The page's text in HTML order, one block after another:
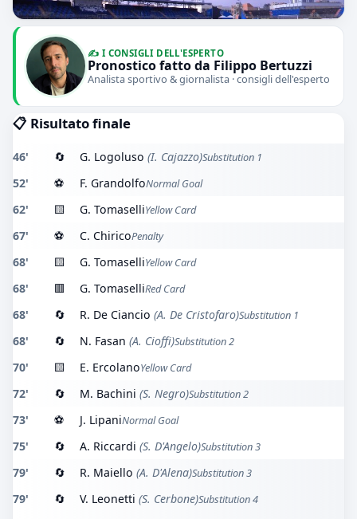
✍️ I CONSIGLI DELL'ESPERTO
Pronostico fatto da Filippo Bertuzzi
Analista sportivo & giornalista · consigli dell'esperto
📋 Risultato finale
46' 🔄 G. Logoluso (I. Cajazzo)Substitution 1
52' ⚽ F. GrandolfoNormal Goal
62' 🟨 G. TomaselliYellow Card
67' ⚽ C. ChiricoPenalty
68' 🟨 G. TomaselliYellow Card
68' 🟥 G. TomaselliRed Card
68' 🔄 R. De Ciancio (A. De Cristofaro)Substitution 1
68' 🔄 N. Fasan (A. Cioffi)Substitution 2
70' 🟨 E. ErcolanoYellow Card
72' 🔄 M. Bachini (S. Negro)Substitution 2
73' ⚽ J. LipaniNormal Goal
75' 🔄 A. Riccardi (S. D'Angelo)Substitution 3
79' 🔄 R. Maiello (A. D'Alena)Substitution 3
79' 🔄 V. Leonetti (S. Cerbone)Substitution 4